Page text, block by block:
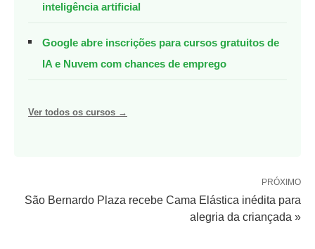
inteligência artificial
Google abre inscrições para cursos gratuitos de
IA e Nuvem com chances de emprego
Ver todos os cursos →
PRÓXIMO
São Bernardo Plaza recebe Cama Elástica inédita para
alegria da criançada »